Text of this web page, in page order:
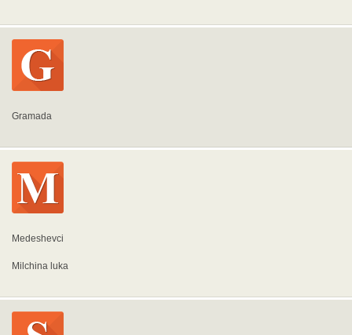
Gramada
Medeshevci
Milchina luka